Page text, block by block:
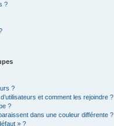
?
?
et comment les rejoindre ?
?
dans une couleur différente ?
» ?